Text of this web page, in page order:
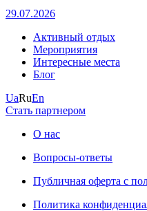
29.07.2026
Активный отдых
Мероприятия
Интересные места
Блог
UaRuEn
Стать партнером
О нас
Вопросы-ответы
Публичная оферта с
Политика